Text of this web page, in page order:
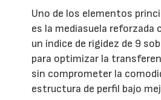
Uno de los elementos
es la mediasuela reforzada
un índice de rigidez de 9
para optimizar la
sin comprometer la
estructura de perfil bajo